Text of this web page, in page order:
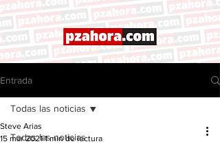
Entrada
Todas las noticias
Todas las noticias
Steve Arias
15 mar 2021 1 min de lectura